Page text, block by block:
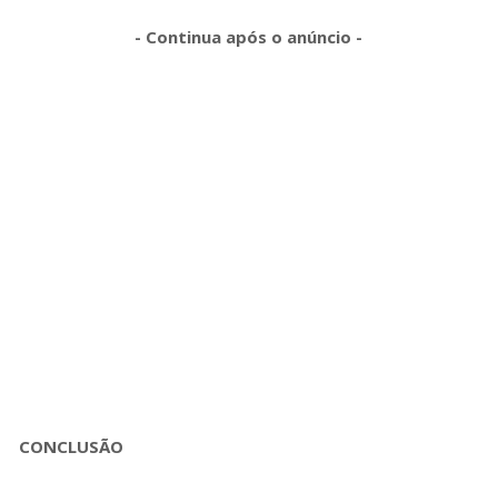
- Continua após o anúncio -
CONCLUSÃO